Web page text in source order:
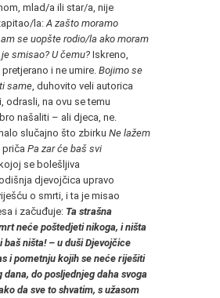
mlad/a ili star/a, nije
la: A zašto moramo
se uopšte rodio/la ako moram
smisao? U čemu? Iskreno,
i ne umire. Bojimo se
same , duhovito veli autorica
odrasli, na ovu se temu
našaliti – ali djeca, ne.
slučajno što zbirku Ne lažem
priča Pa zar će baš svi
se bolešljiva
djevojčica upravo
o smrti, i ta je misao
i začuđuje: Ta strašna
neće poštedjeti nikoga, i ništa
baš ništa! – u duši Djevojčice
i pometnju kojih se neće riješiti
dana, do posljednjeg daha svoga
da sve to shvatim, s užasom